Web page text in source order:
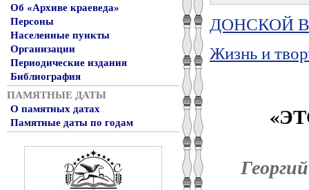
Об «Архиве краеведа»
Персоны
Населенные пункты
Организации
Периодические издания
Библиография
ПАМЯТНЫЕ ДАТЫ
О памятных датах
Памятные даты по годам
ДОНСКОЙ
Жизнь и